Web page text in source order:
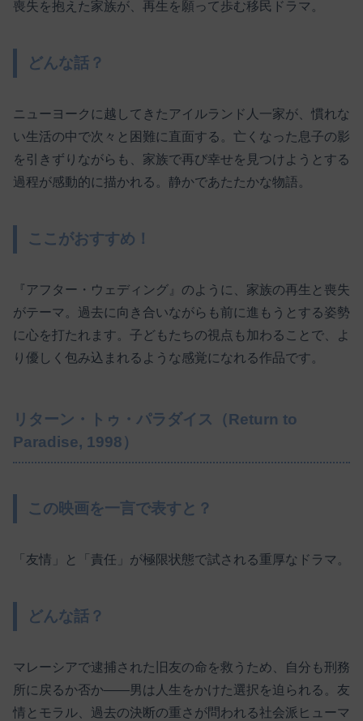
喪失を抱えた家族が、再生を願って歩む移民ドラマ。
どんな話？
ニューヨークに越してきたアイルランド人一家が、慣れな
い生活の中で次々と困難に直面する。亡くなった息子の影
を引きずりながらも、家族で再び幸せを見つけようとする
過程が感動的に描かれる。静かであたたかな物語。
ここがおすすめ！
『アフター・ウェディング』のように、家族の再生と喪失
がテーマ。過去に向き合いながらも前に進もうとする姿勢
に心を打たれます。子どもたちの視点も加わることで、よ
り優しく包み込まれるような感覚になれる作品です。
リターン・トゥ・パラダイス（Return to
Paradise, 1998）
この映画を一言で表すと？
「友情」と「責任」が極限状態で試される重厚なドラマ。
どんな話？
マレーシアで逮捕された旧友の命を救うため、自分も刑務
所に戻るか否か――男は人生をかけた選択を迫られる。友
情とモラル、過去の決断の重さが問われる社会派ヒューマ